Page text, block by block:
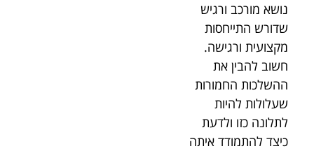
נושא מורכב ורגיש
שדורש התייחסות
מקצועית ורגישה.
חשוב להבין את
ההשלכות החמורות
שעלולות להיות
לתלונה כזו ולדעת
כיצד להתמודד איתה